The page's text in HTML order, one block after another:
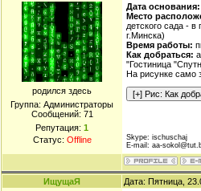
родился здесь
Группа: Администраторы
Сообщений: 71
Репутация: 1
Статус: Offline
Дата основания:
Место
детского сада -
г.Минска)
Время работы:
Как добраться:
"Гостиница
На рисунке само
Skype: ischuschaj
E-mail: aa-
ИщущаЯ Дата: Пятница,